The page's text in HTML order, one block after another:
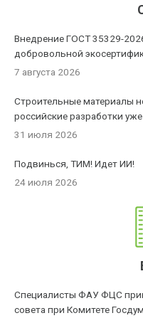
Внедрение ГОСТ 35329-
добровольной
7 августа 2026
Строительные материалы
российские разработки
31 июля 2026
Подвинься, ТИМ! Идет ИИ!
24 июля 2026
Специалисты ФАУ ФЦС
совета при Комитете